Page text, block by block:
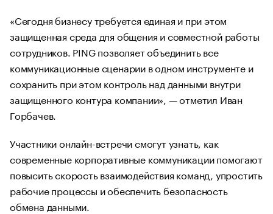
«Сегодня бизнесу требуется единая и при этом
защищенная среда для общения и совместной работы
сотрудников. PING позволяет объединить все
коммуникационные сценарии в одном инструменте и
сохранить при этом контроль над данными внутри
защищенного контура компании», — отметил Иван
Горбачев.
Участники онлайн-встречи смогут узнать, как
современные корпоративные коммуникации помогают
повысить скорость взаимодействия команд, упростить
рабочие процессы и обеспечить безопасность
обмена данными.